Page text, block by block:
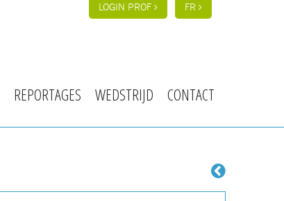
LOGIN PROF FR
REPORTAGES WEDSTRIJD CONTACT